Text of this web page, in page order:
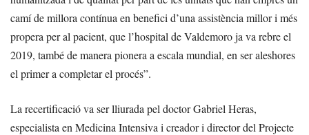
camí de millora contínua en benefici d’una assistència millor i més
propera per al pacient, que l’hospital de Valdemoro ja va rebre el
2019, també de manera pionera a escala mundial, en ser aleshores
el primer a completar el procés”.
La recertificació va ser lliurada pel doctor Gabriel Heras,
especialista en Medicina Intensiva i creador i director del Projecte